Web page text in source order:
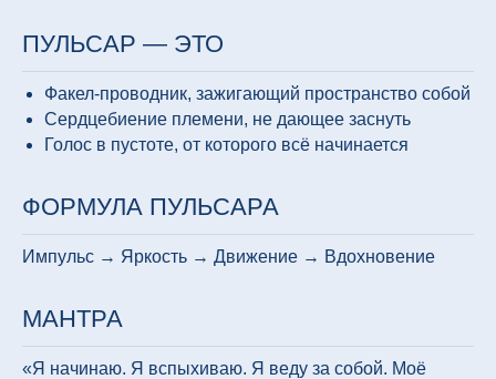
ПУЛЬСАР — ЭТО
Факел-проводник, зажигающий пространство собой
Сердцебиение племени, не дающее заснуть
Голос в пустоте, от которого всё начинается
ФОРМУЛА ПУЛЬСАРА
Импульс → Яркость → Движение → Вдохновение
МАНТРА
«Я начинаю. Я вспыхиваю. Я веду за собой. Моё